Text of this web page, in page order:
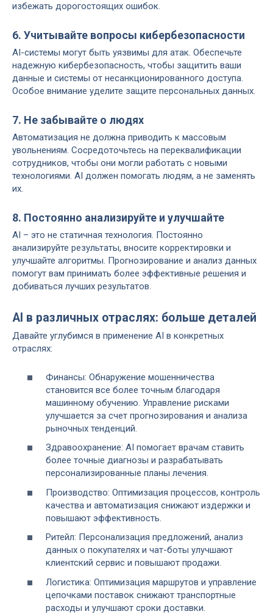
избежать дорогостоящих ошибок.
6. Учитывайте вопросы кибербезопасности
AI-системы могут быть уязвимы для атак. Обеспечьте
надежную кибербезопасность, чтобы защитить ваши
данные и системы от несанкционированного доступа.
Особое внимание уделите защите персональных данных.
7. Не забывайте о людях
Автоматизация не должна приводить к массовым
увольнениям. Сосредоточьтесь на переквалификации
сотрудников, чтобы они могли работать с новыми
технологиями. AI должен помогать людям, а не заменять
их.
8. Постоянно анализируйте и улучшайте
AI – это не статичная технология. Постоянно
анализируйте результаты, вносите корректировки и
улучшайте алгоритмы. Прогнозирование и анализ данных
помогут вам принимать более эффективные решения и
добиваться лучших результатов.
AI в различных отраслях: больше деталей
Давайте углубимся в применение AI в конкретных
отраслях:
Финансы: Обнаружение мошенничества
становится все более точным благодаря
машинному обучению. Управление рисками
улучшается за счет прогнозирования и анализа
рыночных тенденций.
Здравоохранение: AI помогает врачам ставить
более точные диагнозы и разрабатывать
персонализированные планы лечения.
Производство: Оптимизация процессов, контроль
качества и автоматизация снижают издержки и
повышают эффективность.
Ритейл: Персонализация предложений, анализ
данных о покупателях и чат-боты улучшают
клиентский сервис и повышают продажи.
Логистика: Оптимизация маршрутов и управление
цепочками поставок снижают транспортные
расходы и улучшают сроки доставки.